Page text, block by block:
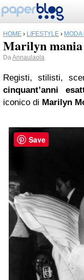
HOME › LIFESTYLE ›
Marilyn mania
DaAnnaulaola
Registi, stilisti,
cinquant’anni
iconico di Marilyn
Save